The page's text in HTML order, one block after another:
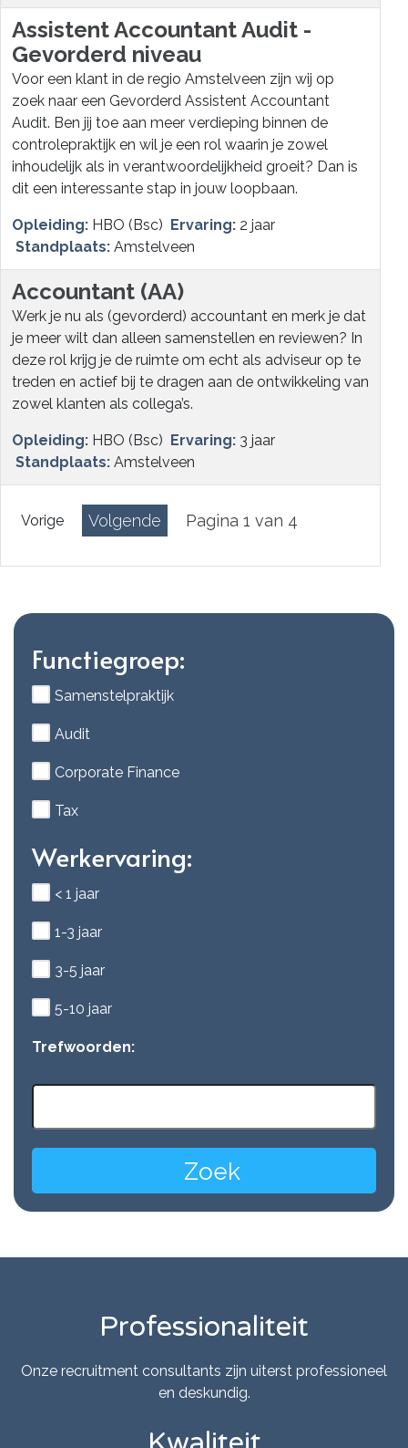
Assistent Accountant Audit -
Gevorderd niveau
Voor een klant in de regio Amstelveen zijn wij op
zoek naar een Gevorderd Assistent Accountant
Audit. Ben jij toe aan meer verdieping binnen de
controlepraktijk en wil je een rol waarin je zowel
inhoudelijk als in verantwoordelijkheid groeit? Dan is
dit een interessante stap in jouw loopbaan.
Opleiding: HBO (Bsc) Ervaring: 2 jaar
Standplaats: Amstelveen
Accountant (AA)
Werk je nu als (gevorderd) accountant en merk je dat
je meer wilt dan alleen samenstellen en reviewen? In
deze rol krijg je de ruimte om echt als adviseur op te
treden en actief bij te dragen aan de ontwikkeling van
zowel klanten als collega’s.
Opleiding: HBO (Bsc) Ervaring: 3 jaar
Standplaats: Amstelveen
Vorige Volgende Pagina 1 van 4
Functiegroep:
Samenstelpraktijk
Audit
Corporate Finance
Tax
Werkervaring:
< 1 jaar
1-3 jaar
3-5 jaar
5-10 jaar
Trefwoorden:
Professionaliteit
Onze recruitment consultants zijn uiterst professioneel
en deskundig.